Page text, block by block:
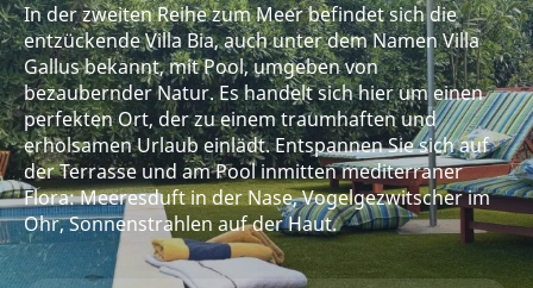
In der zweiten Reihe zum Meer befindet sich die
entzückende Villa Bia, auch unter dem Namen Villa
Gallus bekannt, mit Pool, umgeben von
bezaubernder Natur. Es handelt sich hier um einen
perfekten Ort, der zu einem traumhaften und
erholsamen Urlaub einlädt. Entspannen Sie sich auf
der Terrasse und am Pool inmitten mediterraner
Flora: Meeresduft in der Nase, Vogelgezwitscher im
Ohr, Sonnenstrahlen auf der Haut.